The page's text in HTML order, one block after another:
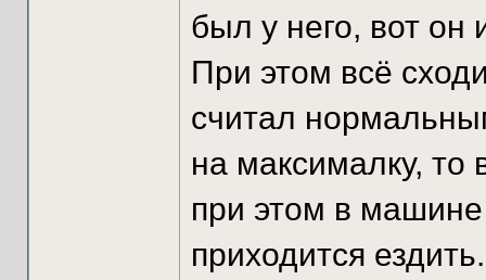
был у него, вот
При этом всё
считал
на максималку, то
при этом в машине
приходится ездить.